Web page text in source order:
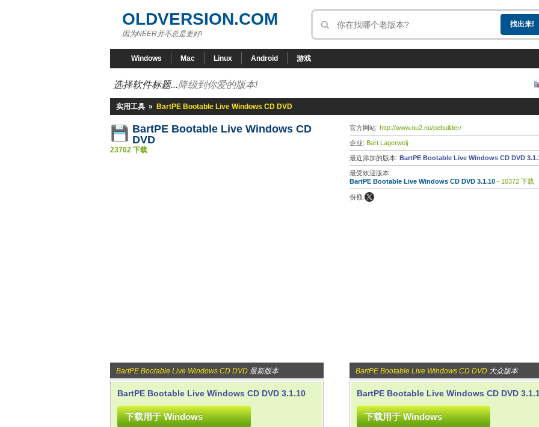
OLDVERSION.COM
因为NEER并不总是更好!
Windows Mac Linux Android 游戏
选择软件标题...降级到你爱的版本!
实用工具 » BartPE Bootable Live Windows CD DVD
BartPE Bootable Live Windows CD
DVD
23702 下载
官方网站: http://www.nu2.nu/pebuilder/
企业: Bart Lagerweij
最近添加的版本: BartPE Bootable Live Windows CD DVD
最受欢迎版本 :
BartPE Bootable Live Windows CD DVD 3.1.10 - 10372 下载
份额:
BartPE Bootable Live Windows CD DVD 最新版本
BartPE Bootable Live Windows CD DVD 3.1.10
BartPE Bootable Live Windows CD DVD 大众版本
BartPE Bootable Live Windows CD DVD